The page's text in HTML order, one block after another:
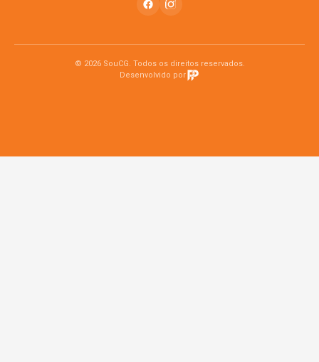
© 2026 SouCG. Todos os direitos reservados.
Desenvolvido por